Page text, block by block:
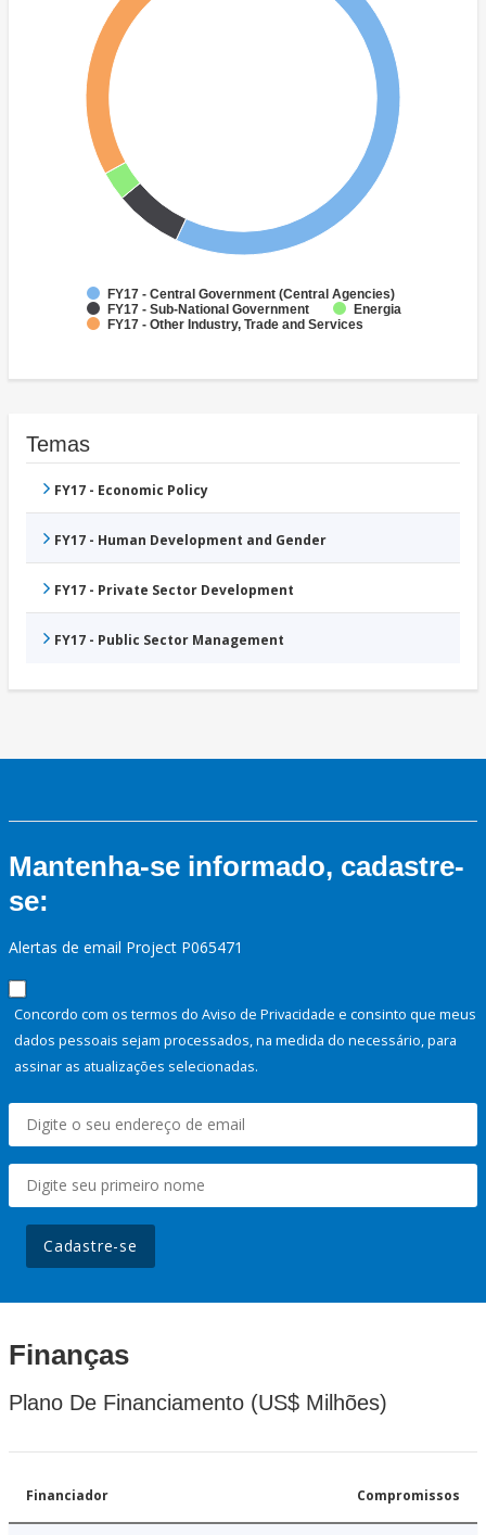
FY17 - Central Government (Central Agencies)
FY17 - Sub-National Government
Energia
FY17 - Other Industry, Trade and Services
Temas
FY17 - Economic Policy
FY17 - Human Development and Gender
FY17 - Private Sector Development
FY17 - Public Sector Management
Mantenha-se informado, cadastre-
se:
Alertas de email Project P065471
Concordo com os termos do Aviso de Privacidade e consinto que meus
dados pessoais sejam processados, na medida do necessário, para
assinar as atualizações selecionadas.
Cadastre-se
Finanças
Plano De Financiamento (US$ Milhões)
Financiador Compromissos